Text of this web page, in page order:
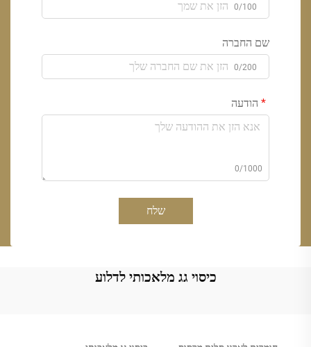
0/100
שם החברה
0/200
הודעה
0/1000
שלח
כיסוי גג מלאכותי לדלוע